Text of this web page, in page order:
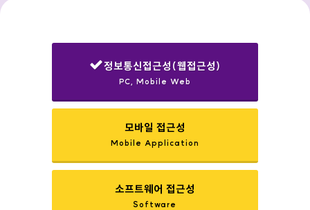
정보통신접근성(웹접근성)
PC, Mobile Web
모바일 접근성
Mobile Application
소프트웨어 접근성
Software